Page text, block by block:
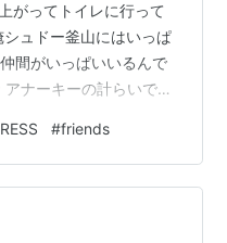
がってトイレに行って
ュドー釜山にはいっぱ
間がいっぱいいるんで
ナーキーの計らいでシ
とも^^ イデンかわいい
もライブ後もずーっと酔
よいよ後バンド２つ！
EXPRESS」！！ い
#friends